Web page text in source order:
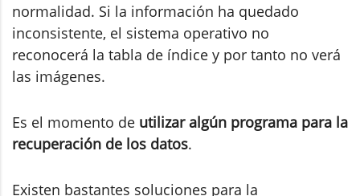
normalidad. Si la información ha quedado
inconsistente, el sistema operativo no
reconocerá la tabla de índice y por tanto no verá
las imágenes.
Es el momento de utilizar algún programa para la
recuperación de los datos.
Existen bastantes soluciones para la